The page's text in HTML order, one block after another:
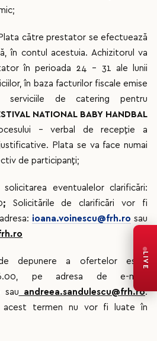
către prestator se efectuează
în contul acestuia. Achizitorul va
în perioada 24 – 31 ale lunii
în baza facturilor fiscale emise
de catering pentru
NATIONAL BABY HANDBAL
– verbal de recepţie a
Plata se va face numai
de participanţi;
eventualelor clarificări:
; Solicitările de clarificări vor fi
ioana.voinescu@frh.ro sau
depunere a ofertelor este.
pe adresa de e-mail:
sau andreea.sandulescu@frh.ro.
acest termen nu vor fi luate în
LIVE